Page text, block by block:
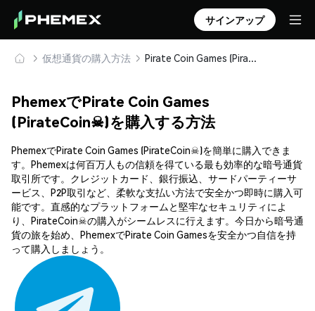
サインアップ
仮想通貨の購入方法 Pirate Coin Games (PirateCoin☠) を安全に購入・保管
PhemexでPirate Coin Games
(PirateCoin☠)を購入する方法
PhemexでPirate Coin Games (PirateCoin☠)を簡単に購入できま
す。Phemexは何百万人もの信頼を得ている最も効率的な暗号通貨
取引所です。クレジットカード、銀行振込、サードパーティーサ
ービス、P2P取引など、柔軟な支払い方法で安全かつ即時に購入可
能です。直感的なプラットフォームと堅牢なセキュリティによ
り、PirateCoin☠の購入がシームレスに行えます。今日から暗号通
貨の旅を始め、PhemexでPirate Coin Gamesを安全かつ自信を持
って購入しましょう。